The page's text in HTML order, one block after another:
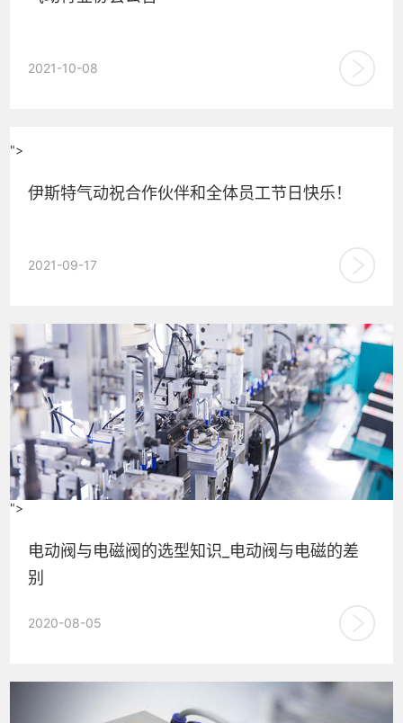
形势所在，响应政府号召，共创行业繁荣！ ...
2021-10-08
">
伊斯特气动祝合作伙伴和全体员工节日快乐！
伊斯特气动祝合作伙伴和全体员工节日快乐！ 2021 年中秋佳
2021-09-17
">
电动阀与电磁阀的选型知识_电动阀与电磁的差
别
最近很多客户来我司要求报价.,他们的报价单上的电磁阀与电
动阀都属于同一种产品,但事实上并不是如此,! 下面我来为大...
2020-08-05